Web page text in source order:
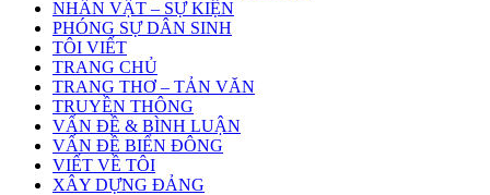
NHÂN VẬT – SỰ KIỆN
PHÓNG SỰ DÂN SINH
TÔI VIẾT
TRANG CHỦ
TRANG THƠ – TẢN VĂN
TRUYỀN THÔNG
VẤN ĐỀ & BÌNH LUẬN
VẤN ĐỀ BIỂN ĐÔNG
VIẾT VỀ TÔI
XÂY DỰNG ĐẢNG